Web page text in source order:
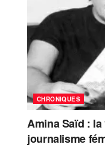
CHRONIQUES
Amina Saïd :
journalisme